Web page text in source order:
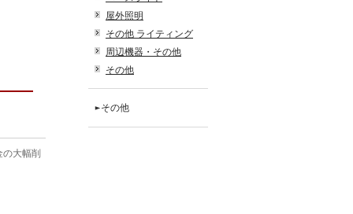
大幅削
屋外照明
その他 ライティング
周辺機器・その他
その他
その他